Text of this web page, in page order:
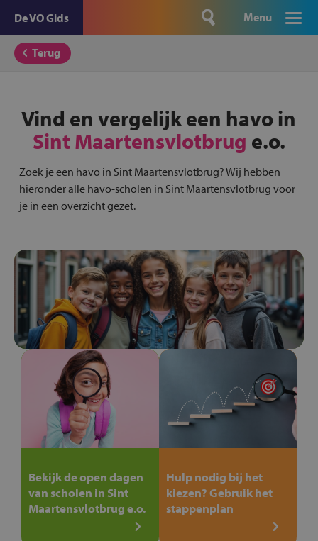
De VO Gids Menu
Terug
Vind en vergelijk een havo in
Sint Maartensvlotbrug e.o.
Zoek je een havo in Sint Maartensvlotbrug? Wij hebben
hieronder alle havo-scholen in Sint Maartensvlotbrug voor
je in een overzicht gezet.
Bekijk de open dagen
van scholen in Sint
Maartensvlotbrug e.o.
Hulp nodig bij het
kiezen? Gebruik het
stappenplan